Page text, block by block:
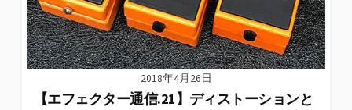
2018年4月26日
【エフェクター通信.21】ディストーションと